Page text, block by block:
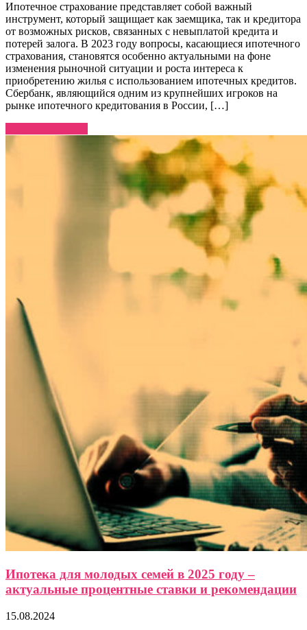
Ипотечное страхование представляет собой важный
инструмент, который защищает как заемщика, так и кредитора
от возможных рисков, связанных с невыплатой кредита и
потерей залога. В 2023 году вопросы, касающиеся ипотечного
страхования, становятся особенно актуальными на фоне
изменения рыночной ситуации и роста интереса к
приобретению жилья с использованием ипотечных кредитов.
Сбербанк, являющийся одним из крупнейших игроков на
рынке ипотечного кредитования в России, […]
Ипотека для молодых семей в 2025 году –
актуальные процентные ставки и рекомендации
15.08.2024